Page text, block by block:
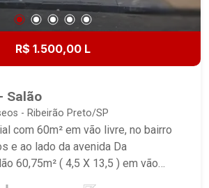
R$ 1.500,00 L
Salão
- Ribeirão Preto/SP
com 60m² em vão livre, no bairro
e ao lado da avenida Da